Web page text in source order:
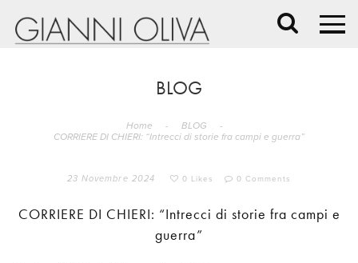
BLOG
Home - BLOG
-
CORRIERE DI CHIERI: “Intrecci di storie fra campi e guerra”
23 Novembre 2024 0 Likes 0 Comments
CORRIERE DI CHIERI: “Intrecci di storie fra campi e
guerra”